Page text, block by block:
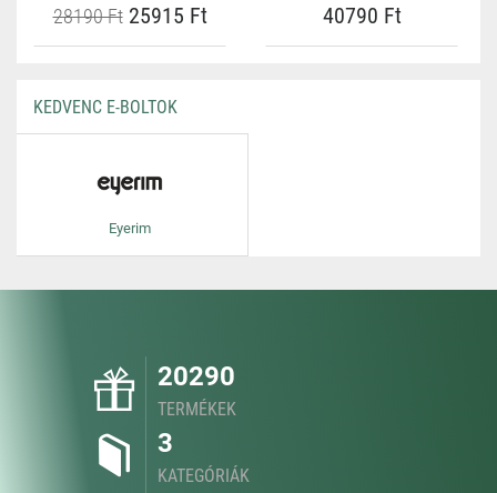
28190 Ft25915 Ft 40790 Ft
KEDVENC E-BOLTOK
Eyerim
20290
TERMÉKEK
3
KATEGÓRIÁK